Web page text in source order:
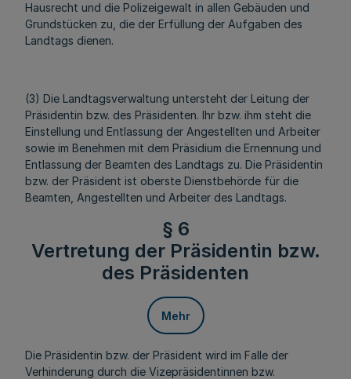
Hausrecht und die Polizeigewalt in allen Gebäuden und
Grundstücken zu, die der Erfüllung der Aufgaben des
Landtags dienen.
(3) Die Landtagsverwaltung untersteht der Leitung der
Präsidentin bzw. des Präsidenten. Ihr bzw. ihm steht die
Einstellung und Entlassung der Angestellten und Arbeiter
sowie im Benehmen mit dem Präsidium die Ernennung und
Entlassung der Beamten des Landtags zu. Die Präsidentin
bzw. der Präsident ist oberste Dienstbehörde für die
Beamten, Angestellten und Arbeiter des Landtags.
§ 6
Vertretung der Präsidentin bzw.
des Präsidenten
Mehr
Die Präsidentin bzw. der Präsident wird im Falle der
Verhinderung durch die Vizepräsidentinnen bzw.